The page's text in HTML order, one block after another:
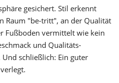
gesichert. Stil erkennt
Raum "be-tritt", an der Qualität
Fuß­boden vermittelt wie kein
und Qualitäts­
schließlich: Ein guter